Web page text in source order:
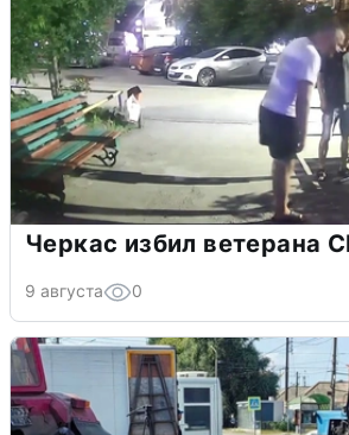
Черкас избил ветерана
9 августа 0